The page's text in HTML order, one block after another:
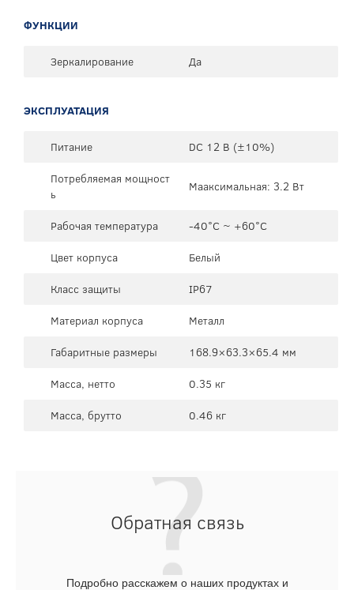
ФУНКЦИИ
Зеркалирование Да
ЭКСПЛУАТАЦИЯ
Питание
DC 12 В (±10%)
Потребляемая мощност
ь
Мааксимальная: 3.2 Вт
Рабочая температура
-40°C ~ +60°C
Цвет корпуса
Белый
Класс защиты
IP67
Материал корпуса
Металл
Габаритные размеры
168.9×63.3×65.4 мм
Масса, нетто
0.35 кг
Масса, брутто
0.46 кг
Обратная связь
Подробно расскажем о наших продуктах и